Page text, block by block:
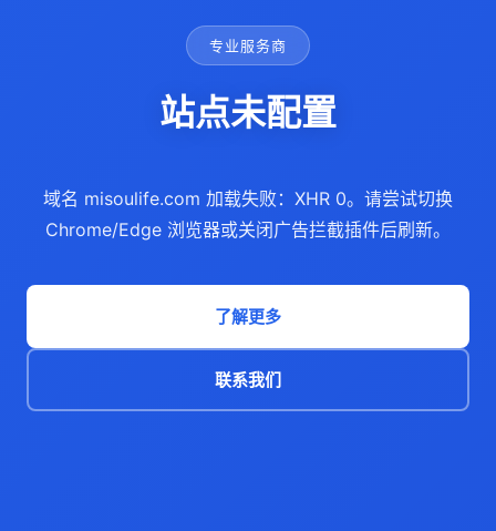
专业服务商
站点未配置
域名 misoulife.com 加载失败：XHR 0。请尝试切换
Chrome/Edge 浏览器或关闭广告拦截插件后刷新。
了解更多
联系我们